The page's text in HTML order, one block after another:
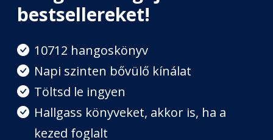
8. Világszép Nádszál kisasszony
Fejezet hossza: 00:16:41
bestsellereket!
10712 hangoskönyv
Napi szinten bővülő kínálat
Töltsd le ingyen
Hallgass könyveket, akkor is, ha a
kezed foglalt